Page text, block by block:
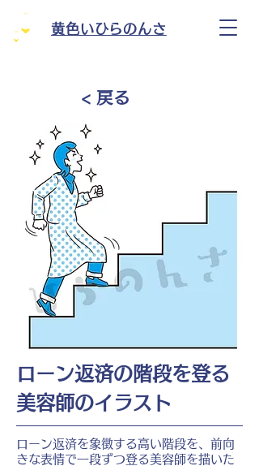
黄色いひらのんさ
< 戻る
ローン返済の階段を登る
美容師のイラスト
ローン返済を象徴する高い階段を、前向
きな表情で一段ずつ登る美容師を描いた